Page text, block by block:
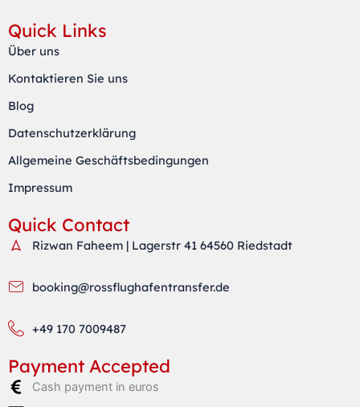
s
t
g
r
a
i
e
a
p
Quick Links
Über uns
Kontaktieren Sie uns
Blog
Datenschutzerklärung
Allgemeine Geschäftsbedingungen
Impressum
Quick Contact
Rizwan Faheem | Lagerstr 41 64560 Riedstadt
booking@rossflughafentransfer.de
+49 170 7009487
Payment Accepted
Cash payment in euros